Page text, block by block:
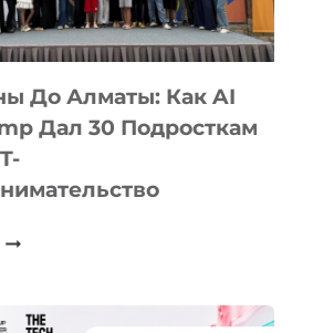
До Алматы: Как AI
Дал 30 Подросткам
ОТ